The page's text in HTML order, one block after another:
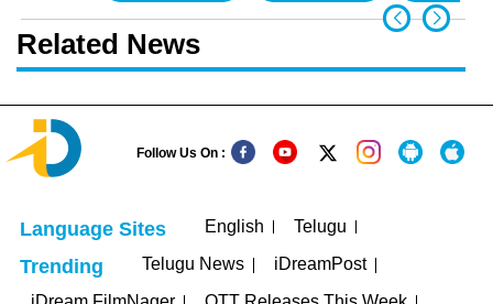
Related News
Follow Us On :
Language Sites English Telugu
Trending Telugu News
iDreamPost